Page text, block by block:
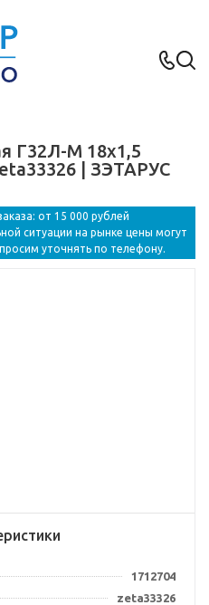
Г32Л-М 18х1,5
| ЗЭТАРУС
от 15 000 рублей
ситуации на рынке цены могут
уточнять по телефону.
1712704
zeta33326